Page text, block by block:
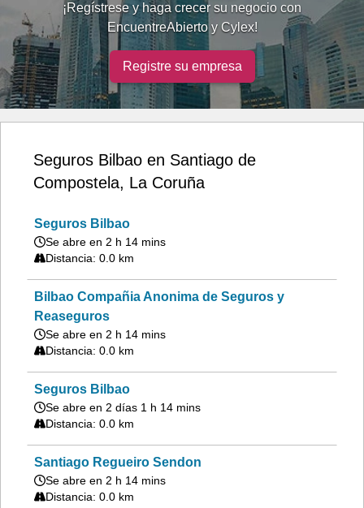
¡Regístrese y haga crecer su negocio con
EncuentreAbierto y Cylex!
Registre su empresa
Seguros Bilbao en Santiago de
Compostela, La Coruña
Seguros Bilbao
Se abre en 2 h 14 mins
Distancia: 0.0 km
Bilbao Compañia Anonima de Seguros y
Reaseguros
Se abre en 2 h 14 mins
Distancia: 0.0 km
Seguros Bilbao
Se abre en 2 días 1 h 14 mins
Distancia: 0.0 km
Santiago Regueiro Sendon
Se abre en 2 h 14 mins
Distancia: 0.0 km